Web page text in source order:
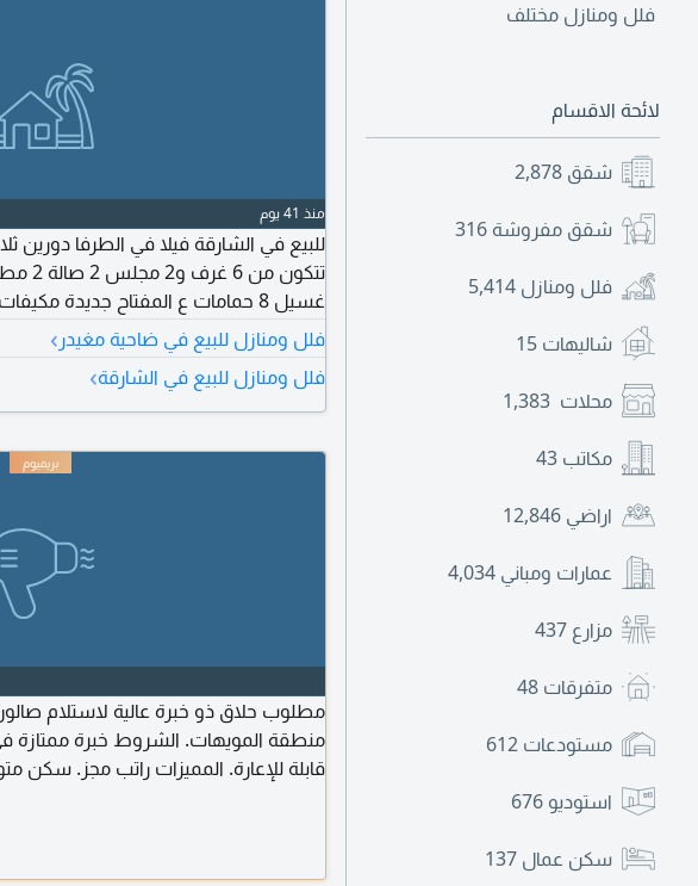
فلل ومنازل مختلف
لائحة الاقسام
شقق 2,878
شقق مفروشة 316
فلل ومنازل 5,414
شاليهات 15
محلات 1,383
مكاتب 43
اراضي 12,846
عمارات ومباني 4,034
مزارع 437
متفرقات 48
مستودعات 612
استوديو 676
سكن عمال 137
منذ 41 يوم
غسيل 8 حمامات ع المفتاح جديدة
الجدران مطلوب 5 مليون. عل
فلل ومنازل للبيع في ضاحية مغيدر ›
فلل ومنازل للبيع في الشارقة›
مطلوب حلاق ذو خبرة عالية لاستلام
منطقة المويهات. الشروط خبرة ممتازة
قابلة للإعارة. المميزات راتب مجز. سكن